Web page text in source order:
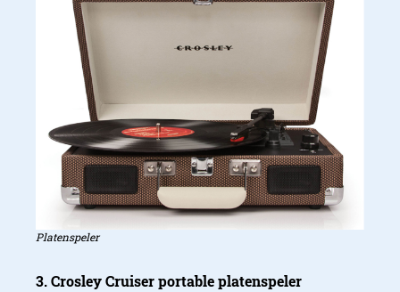
Platenspeler
3. Crosley Cruiser portable platenspeler